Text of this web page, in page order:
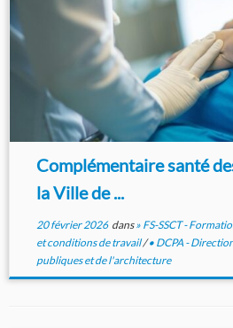
Complémentaire santé
la Ville de ...
20 février 2026dans» FS-SSCT -
et conditions de travail/• DCPA -
publiques et de l'architecture